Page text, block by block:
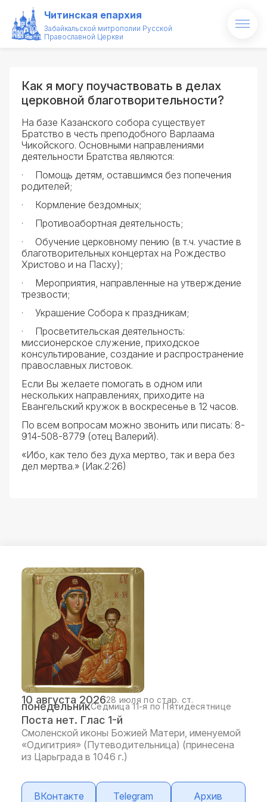
Читинская епархия
Забайкальской митрополии Русской
Православной Церкви
Архипастырь
Новости
Проекты
Образование
Святые и святыни
Контакты
Как я могу поучаствовать в делах
церковной благотворительности?
На базе Казанского собора существует
Братство в честь преподобного Варлаама
Чикойского. Основными направлениями
деятельности Братства являются:
· Помощь детям, оставшимся без попечения
родителей;
· Кормление бездомных;
· Противоабортная деятельность;
· Обучение церковному пению (в т.ч. участие в
благотворительных концертах на Рождество
Христово и на Пасху);
· Мероприятия, направленные на утверждение
трезвости;
· Украшение Собора к праздникам;
· Просветительская деятельность:
миссионерское служение, приходское
консультирование, создание и распространение
православных листовок.
Если Вы желаете помогать в одном или
нескольких направлениях, приходите на
Евангельский кружок в воскресенье в 12 часов.
По всем вопросам можно звонить или писать: 8-
914-508-8779 (отец Валерий).
«Ибо, как тело без духа мертво, так и вера без
дел мертва.» (Иак.2:26)
10 августа 202628 июля по стар. ст.
понедельникСедмица 11-я по Пятидесятнице
Поста нет. Глас 1-й
Смоленской иконы Божией Матери, именуемой
«Одигитрия» (Путеводительница) (принесена
из Царьграда в 1046 г.)
ВКонтакте Telegram Архив